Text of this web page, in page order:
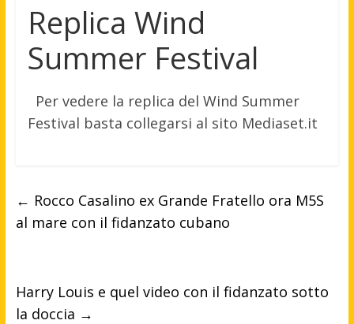
Replica Wind
Summer Festival
Per vedere la replica del Wind Summer
Festival basta collegarsi al sito Mediaset.it
← Rocco Casalino ex Grande Fratello ora M5S
al mare con il fidanzato cubano
Harry Louis e quel video con il fidanzato sotto
la doccia →